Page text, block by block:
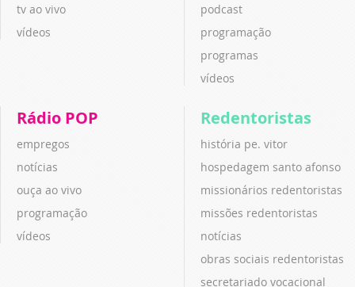
tv ao vivo
vídeos
podcast
programação
programas
vídeos
Rádio POP
empregos
notícias
ouça ao vivo
programação
vídeos
Redentoristas
história pe. vitor
hospedagem santo afonso
missionários redentoristas
missões redentoristas
notícias
obras sociais redentoristas
secretariado vocacional